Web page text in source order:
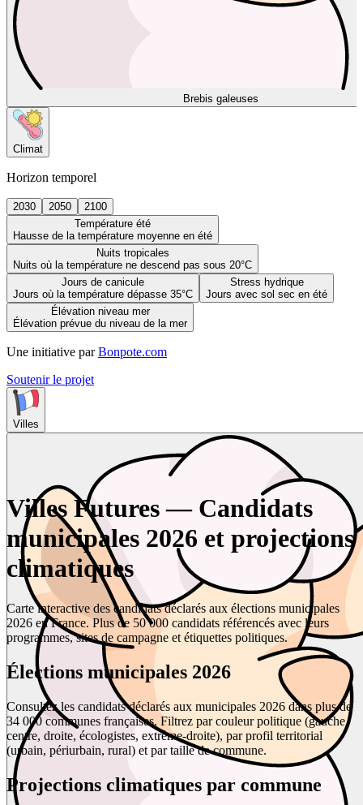
Brebis galeuses
Climat
Horizon temporel
2030 2050
2100
Température été
Hausse de la température moyenne en été
Nuits tropicales
Nuits où la température ne descend pas sous 20°C
Jours de canicule
Jours où la température dépasse 35°C
Stress hydrique
Jours avec sol sec en été
Élévation niveau mer
Élévation prévue du niveau de la mer
Une initiative par Bonpote.com
Soutenir le projet
Villes
Villes Futures — Candidats
municipales 2026 et projections
climatiques
Carte interactive des candidats déclarés aux élections municipales
2026 en France. Plus de 50 000 candidats référencés avec leurs
programmes, sites de campagne et étiquettes politiques.
Élections municipales 2026
Consultez les candidats déclarés aux municipales 2026 dans plus de
34 000 communes françaises. Filtrez par couleur politique (gauche,
centre, droite, écologistes, extrême-droite), par profil territorial
(urbain, périurbain, rural) et par taille de commune.
Projections climatiques par commune